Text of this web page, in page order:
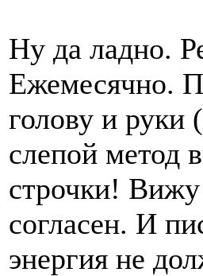
Ну да ладно.
Ежемесячно.
голову и руки
слепой метод
строчки!
согласен. И
энергия не